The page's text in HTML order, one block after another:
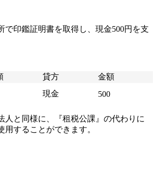
で印鑑証明書を取得し、現金500円を支
貸方
金額
現金 500
と同様に、『租税公課』の代わりに
用することができます。